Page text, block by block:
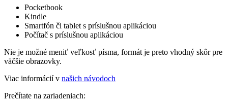
Pocketbook
Kindle
Smartfón či tablet s príslušnou aplikáciou
Počítač s príslušnou aplikáciou
Nie je možné meniť veľkosť písma, formát je preto vhodný skôr pre
väčšie obrazovky.
Viac informácií v našich návodoch
Prečítate na zariadeniach: